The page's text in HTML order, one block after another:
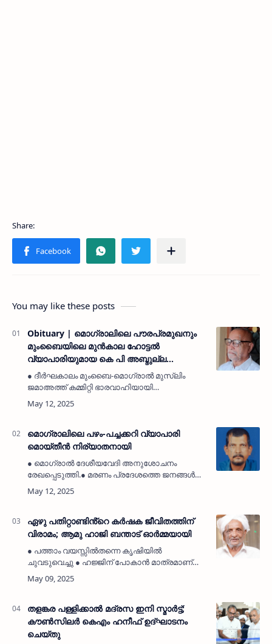
You may like these posts
Obituary | മൊഗ്രാലിലെ പൗരപ്രമുഖനും
മുംബൈയിലെ മുൻകാല ഹോട്ടൽ
വ്യാപാരിയുമായ കെ പി അബ്ദുല്ല
നിര്യാതനായി
● ദീർഘകാലം മുംബൈ-മൊഗ്രാൽ മുസ്ലിം
ജമാഅത്ത് കമ്മിറ്റി ഭാരവാഹിയായി
പ്രവർത്തിച്ചിട്ടുണ്ട്. ● മൊഗ്രാൽ കടപ്പുറം വലിയ
ജുമാമസ്ജിദ് ഖബർസ്ഥാനിൽ
പൗരപ്രമുഖ…
മൊഗ്രാലിലെ പഴം-പച്ചക്കറി വ്യാപാരി
മൊയ്തീൻ നിര്യാതനായി
● മൊഗ്രാൽ ദേശീയവേദി അനുശോചനം
രേഖപ്പെടുത്തി.● മരണം പ്രദേശത്തെ ജനങ്ങൾക്ക്
വലിയ ദുഃഖമായി.● ബദ്രിയ നഗർ ജുമാ മസ്ജിദ്
ഖബർസ്ഥാനിൽ ഖബറടക്കി. ●
ചികിത്സയിലായിരുന…
ഏഴു പതിറ്റാണ്ടിൻ്റെ കർഷക ജീവിതത്തിന്
വിരാമം; ആമു ഹാജി ബന്താട് ഓർമ്മയായി
● പത്താം വയസ്സിൽതന്നെ കൃഷിയിൽ
ചുവടുവെച്ചു ● ഹജ്ജിന് പോകാൻ മാത്രമാണ്
ദീർഘ യാത്ര ചെയ്തത്. ● എം.പി രാജ്‌മോഹൻ
ഉണ്ണിത്താൻ കൃഷിയെക്കുറിച്ച് ഏറെ സമയം
തളങ്കര പള്ളിക്കാൽ മദ്രസ ഇനി സ്മാർട്ട്;
കൗൺസിലർ കെഎം ഹനീഫ് ഉദ്ഘാടനം
ചെയ്തു